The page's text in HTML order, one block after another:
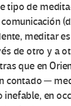
tipo de
meditar
de otro y a
que en
contado ─
en